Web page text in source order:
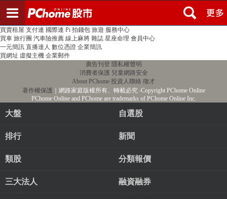
PChome首頁 線上購物 24h購物 書店
買賣租屋 支付連 國際連 Pi 拍錢包 旅遊 服務中心
買車 旅行團 汽車險推薦 線上麻將 雜誌 星座命理 會員中心
一元簡訊 直播達人 數位憑證 企業簡訊
買網址 虛擬主機 企業郵件
廣告刊登 隱私權聲明
消費者保護 兒童網路安全
About PChome 投資人聯絡 徵才
著作權保護 ｜網路家庭版權所有、轉載必究‧Copyright PChome Online
PChome Online and PChome are trademarks of PChome Online Inc.
大盤 自選股
排行 新聞
類股 分類報價
三大法人 融資融券